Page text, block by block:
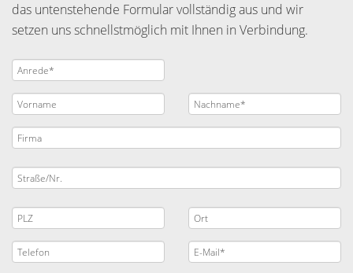
das untenstehende Formular vollständig aus und wir
setzen uns schnellstmöglich mit Ihnen in Verbindung.